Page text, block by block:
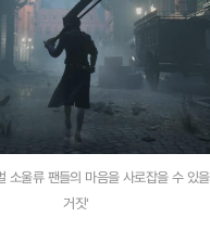
울류 팬들의 마음을 사로잡을 수 있
거짓'